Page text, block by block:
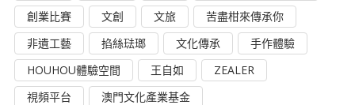
創業比賽
文創 文旅
苦盡柑來傳承你
非遺工藝
掐絲琺瑯 文化傳承
手作體驗
HOUHOU體驗空間
王自如
ZEALER
視頻平台
澳門文化產業基金